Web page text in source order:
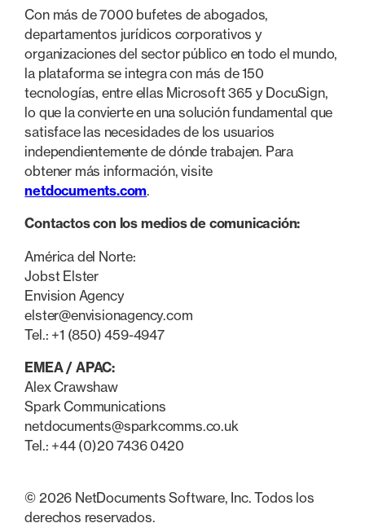
Con más de 7000 bufetes de abogados,
departamentos jurídicos corporativos y
organizaciones del sector público en todo el mundo,
la plataforma se integra con más de 150
tecnologías, entre ellas Microsoft 365 y DocuSign,
lo que la convierte en una solución fundamental que
satisface las necesidades de los usuarios
independientemente de dónde trabajen. Para
obtener más información, visite
netdocuments.com.
Contactos con los medios de comunicación:
América del Norte:
Jobst Elster
Envision Agency
elster@envisionagency.com
Tel.: +1 (850) 459-4947
EMEA / APAC:
Alex Crawshaw
Spark Communications
netdocuments@sparkcomms.co.uk
Tel.: +44 (0)20 7436 0420
© 2026 NetDocuments Software, Inc. Todos los
derechos reservados.